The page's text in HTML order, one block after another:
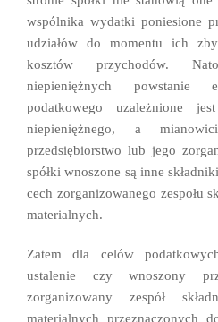
wspólnika wydatki poniesione
udziałów do momentu ich
kosztów przychodów.
niepieniężnych powstanie
podatkowego uzależnione
niepieniężnego, a
przedsiębiorstwo lub jego
spółki wnoszone są inne
cech zorganizowanego zespołu
materialnych.
Zatem dla celów
ustalenie czy wnoszony
zorganizowany zespół
materialnych przeznaczonych